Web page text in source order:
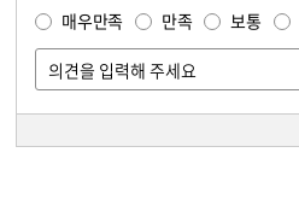
매우만족 만족 보통